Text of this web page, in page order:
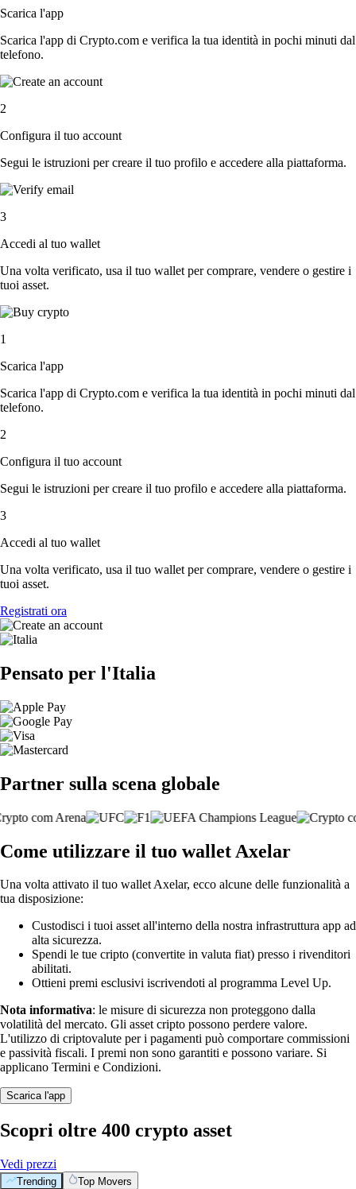
Scarica l'app
Scarica l'app di Crypto.com e verifica la tua identità in pochi minuti dal
telefono.
2
Configura il tuo account
Segui le istruzioni per creare il tuo profilo e accedere alla piattaforma.
3
Accedi al tuo wallet
Una volta verificato, usa il tuo wallet per comprare, vendere o gestire i
tuoi asset.
1
Scarica l'app
Scarica l'app di Crypto.com e verifica la tua identità in pochi minuti dal
telefono.
2
Configura il tuo account
Segui le istruzioni per creare il tuo profilo e accedere alla piattaforma.
3
Accedi al tuo wallet
Una volta verificato, usa il tuo wallet per comprare, vendere o gestire i
tuoi asset.
Registrati ora
Pensato per l'Italia
Partner sulla scena globale
Come utilizzare il tuo wallet Axelar
Una volta attivato il tuo wallet Axelar, ecco alcune delle funzionalità a
tua disposizione:
Custodisci i tuoi asset all'interno della nostra infrastruttura app ad
alta sicurezza.
Spendi le tue cripto (convertite in valuta fiat) presso i rivenditori
abilitati.
Ottieni premi esclusivi iscrivendoti al programma Level Up.
Nota informativa: le misure di sicurezza non proteggono dalla
volatilità del mercato. Gli asset cripto possono perdere valore.
L'utilizzo di criptovalute per i pagamenti può comportare commissioni
e passività fiscali. I premi non sono garantiti e possono variare. Si
applicano Termini e Condizioni.
Scarica l'app
Scopri oltre 400 crypto asset
Vedi prezzi
Trending Top Movers